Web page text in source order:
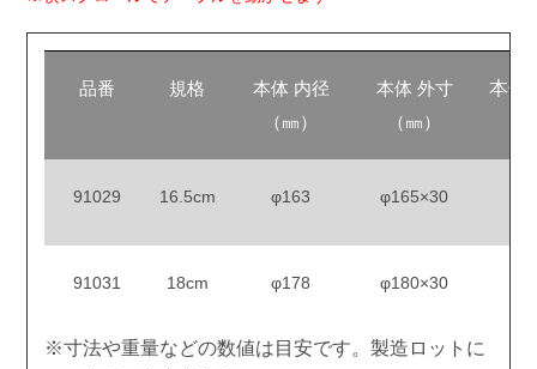
品番 規格
本体 内径
（㎜）
本体 外寸
（㎜）
本体
91029 16.5cm φ163 φ165×30
91031 18cm φ178 φ180×30
※寸法や重量などの数値は目安です。製造ロットに